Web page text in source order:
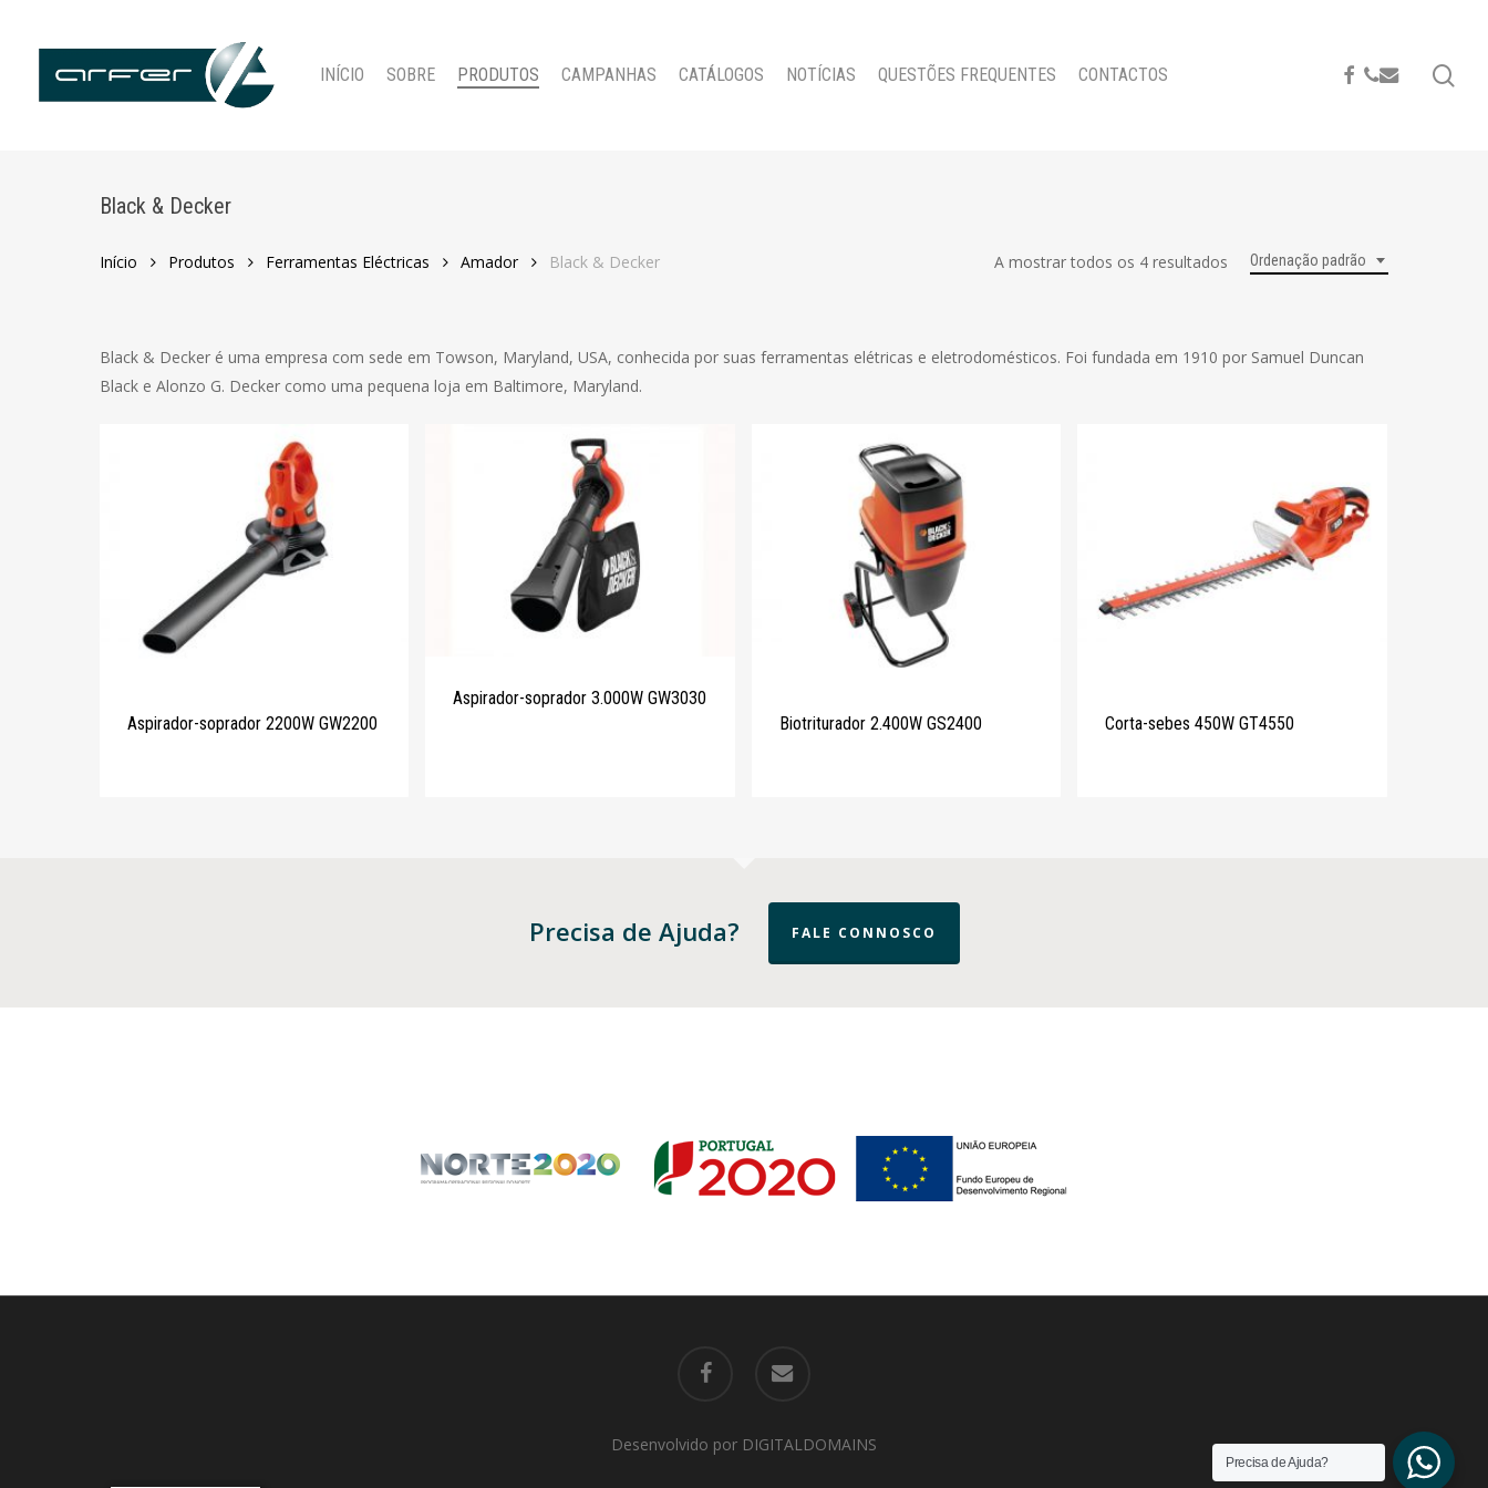
content
INÍCIO SOBRE PRODUTOS CAMPANHAS CATÁLOGOS NOTÍCIAS QUESTÕES FREQUENTES CONTACTOS FACEBOOK
PHONE
EMAIL
Black & Decker
Ordenação padrão
A mostrar todos os 4 resultados
Início Produtos Ferramentas Eléctricas Amador Black & Decker
Black & Decker é uma empresa com sede em Towson, Maryland, USA, conhecida por suas ferramentas elétricas e eletrodomésticos. Foi fundada em 1910 por Samuel Duncan
Black e Alonzo G. Decker como uma pequena loja em Baltimore, Maryland.
Aspirador-soprador 2200W GW2200
Aspirador-soprador 3.000W GW3030
Biotriturador 2.400W GS2400
Corta-sebes 450W GT4550
Precisa de Ajuda? FALE CONNOSCO
facebook
Desenvolvido por DIGITALDOMAINS
Precisa de Ajuda?